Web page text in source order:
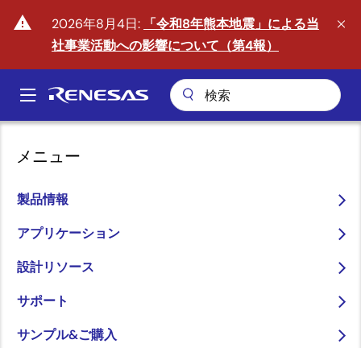
コ
ン
warning 2026年8月4日:
「令和8年熊本地震」による当
社事業活動への影響について（第4報）
Main
メニュー
製品情報
アプリケーション
設計リソース
サポート
サンプル&ご購入
フィジカルAIの時代へ
詳しくはこちら